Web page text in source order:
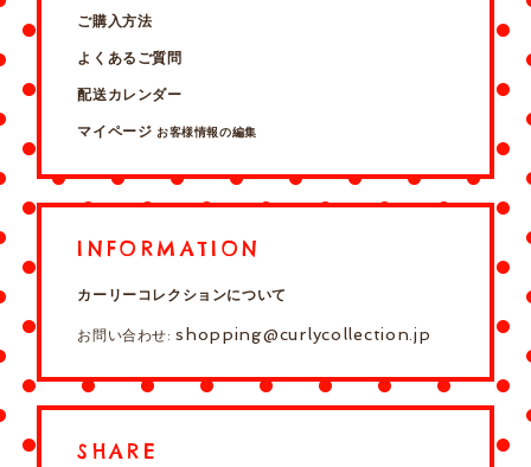
ご購入方法
よくあるご質問
配送カレンダー
マイページ お客様情報の編集
INFORMATION
カーリーコレクションについて
お問い合わせ:shopping@curlycollection.jp
SHARE